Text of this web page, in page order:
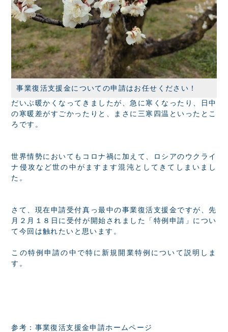
事業復活支援金についての申請はお任せください！
だいぶ暖かくなってきましたが、急に寒くなったり、日中
の寒暖差がすごかったりと、まさに三寒四温といったとこ
ろです。
世界情勢においてもコロナ禍に加えて、ロシアのウクライ
ナ侵攻など世の中がますます混沌としてきてしまいまし
た。
さて、現在申請受付真っ最中の事業復活支援金ですが、先
月２月１８日に受付が開始されました「特例申請」につい
て今回は触れたいと思います。
この特例申請の中で特に新規開業特例について説明しま
す。
参考： 事業復活支援金申請ホームページ